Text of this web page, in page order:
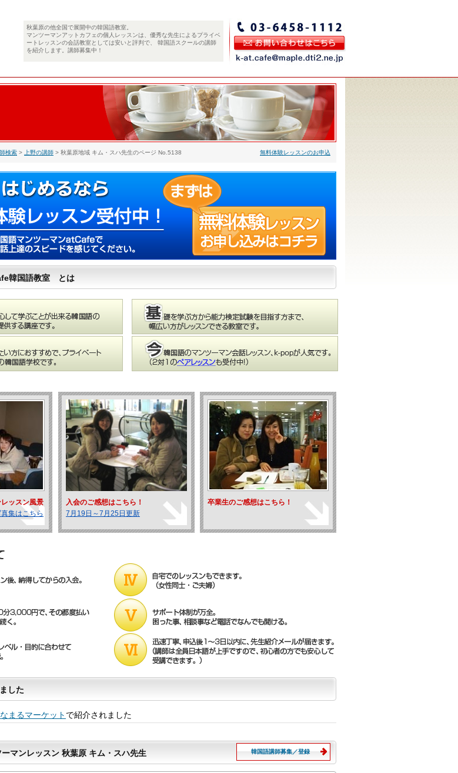
秋葉原の他全国で展開中の韓国語教室。
マンツーマンアットカフェの個人レッスンは、優秀な先生によるプライベ
ートレッスンの会話教室としては安いと評判で、 韓国語スクールの講師
を紹介します。講師募集中！
検索 > 上野の講師 > 秋葉原地域 キム・スハ先生のページ No.5138 無料体験レッスンのお申込
韓国語教室 とは
ッスン風景
集はこちら
入会のご感想はこちら！
7月19日～7月25日更新
卒業生のご感想はこちら！
した
まるマーケット で紹介されました
ーマンレッスン 秋葉原 キム・スハ先生 韓国語講師募集／登録